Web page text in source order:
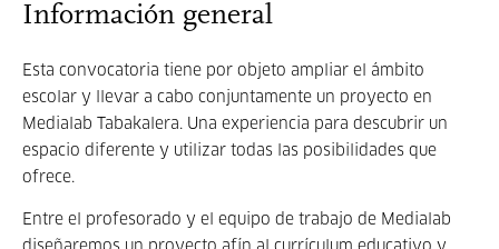
Información general
Esta convocatoria tiene por objeto ampliar el ámbito
escolar y llevar a cabo conjuntamente un proyecto en
Medialab Tabakalera. Una experiencia para descubrir un
espacio diferente y utilizar todas las posibilidades que
ofrece.
Entre el profesorado y el equipo de trabajo de Medialab